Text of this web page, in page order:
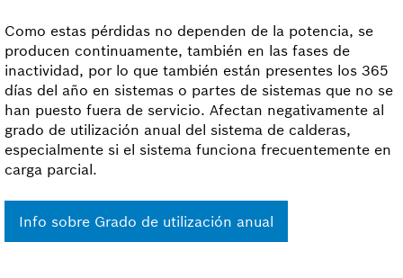
Como estas pérdidas no dependen de la potencia, se
producen continuamente, también en las fases de
inactividad, por lo que también están presentes los 365
días del año en sistemas o partes de sistemas que no se
han puesto fuera de servicio. Afectan negativamente al
grado de utilización anual del sistema de calderas,
especialmente si el sistema funciona frecuentemente en
carga parcial.
Info sobre Grado de utilización anual